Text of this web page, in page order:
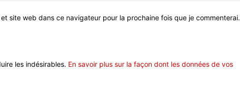
site web dans ce navigateur pour la prochaine fois que je commenterai.
les indésirables. En savoir plus sur la façon dont les données de vos